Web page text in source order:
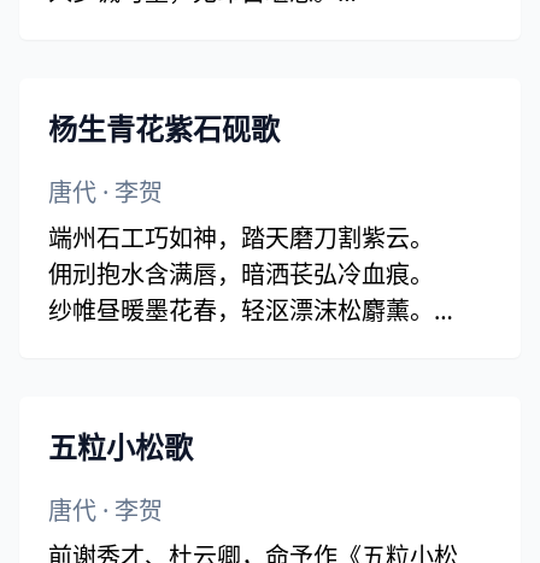
杨生青花紫石砚歌
唐代 · 李贺
端州石工巧如神，踏天磨刀割紫云。
佣刓抱水含满唇，暗洒苌弘冷血痕。
纱帷昼暖墨花春，轻沤漂沫松麝薰。
五粒小松歌
唐代 · 李贺
前谢秀才、杜云卿，命予作《五粒小松